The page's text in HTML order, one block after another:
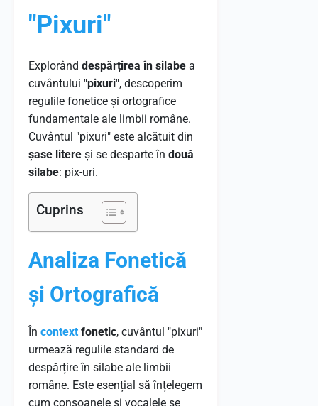
"Pixuri"
Explorând despărțirea în silabe a
cuvântului "pixuri", descoperim
regulile fonetice și ortografice
fundamentale ale limbii române.
Cuvântul "pixuri" este alcătuit din
șase litere și se desparte în două
silabe: pix-uri.
Cuprins
Analiza Fonetică
și Ortografică
În context fonetic, cuvântul "pixuri"
urmează regulile standard de
despărțire în silabe ale limbii
române. Este esențial să înțelegem
cum consoanele și vocalele se